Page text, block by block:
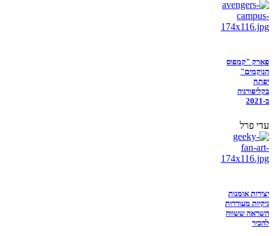
פארק "קמפוס
הנוקמים"
יפתח
בקליפורניה
ב-2021
עדי פרל
יצירות אומנות
גיקיות מעוררות
השראה ששווה
להכיר